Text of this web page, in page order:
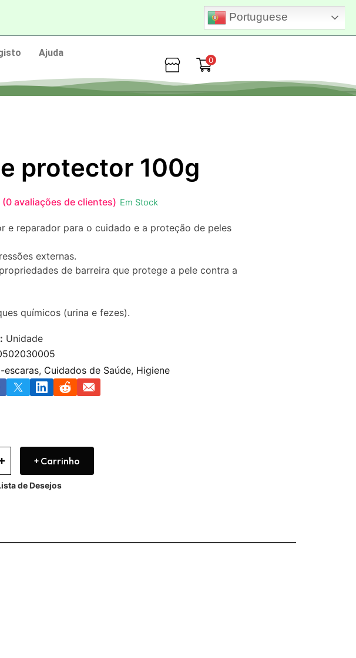
Portuguese
Ajuda
Loja
0
protector 100g
(0 avaliações de clientes) Em Stock
e reparador para o cuidado e a proteção de peles
externas.
de barreira que protege a pele contra a
químicos (urina e fezes).
Unidade
escaras, Cuidados de Saúde, Higiene
+ Carrinho
de Desejos